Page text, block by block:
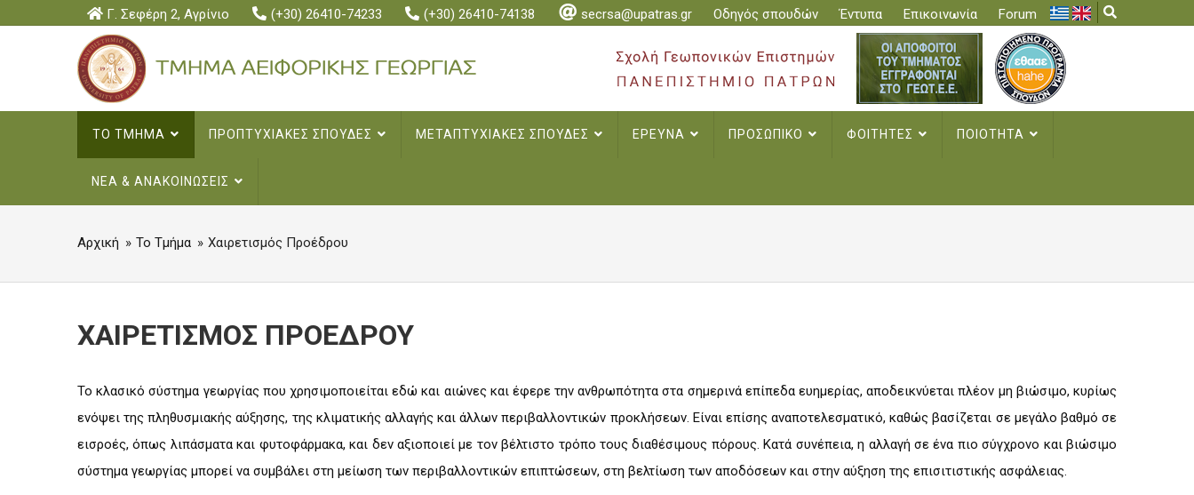
Γ. Σεφέρη 2, Αγρίνιο (+30) 26410-74233 (+30) 26410-74138 secrsa@upatras.gr Οδηγός σπουδών Έντυπα Επικοινωνία Forum
MAIN
NAVIGATION
ΤΟ ΤΜΗΜΑ ΠΡΟΠΤΥΧΙΑΚΕΣ ΣΠΟΥΔΕΣ ΜΕΤΑΠΤΥΧΙΑΚΕΣ ΣΠΟΥΔΕΣ ΕΡΕΥΝΑ ΠΡΟΣΩΠΙΚΟ ΦΟΙΤΗΤΕΣ ΠΟΙΟΤΗΤΑ
ΝΕΑ & ΑΝΑΚΟΙΝΩΣΕΙΣ
BREADCRUMB
Αρχική Το Τμήμα Χαιρετισμός Προέδρου
ΧΑΙΡΕΤΙΣΜΟΣ ΠΡΟΕΔΡΟΥ
Το κλασικό σύστημα γεωργίας που χρησιμοποιείται εδώ και αιώνες και έφερε την ανθρωπότητα στα σημερινά επίπεδα ευημερίας, αποδεικνύεται πλέον μη βιώσιμο, κυρίως
ενόψει της πληθυσμιακής αύξησης, της κλιματικής αλλαγής και άλλων περιβαλλοντικών προκλήσεων. Είναι επίσης αναποτελεσματικό, καθώς βασίζεται σε μεγάλο βαθμό σε
εισροές, όπως λιπάσματα και φυτοφάρμακα, και δεν αξιοποιεί με τον βέλτιστο τρόπο τους διαθέσιμους πόρους. Κατά συνέπεια, η αλλαγή σε ένα πιο σύγχρονο και βιώσιμο
σύστημα γεωργίας μπορεί να συμβάλει στη μείωση των περιβαλλοντικών επιπτώσεων, στη βελτίωση των αποδόσεων και στην αύξηση της επισιτιστικής ασφάλειας.